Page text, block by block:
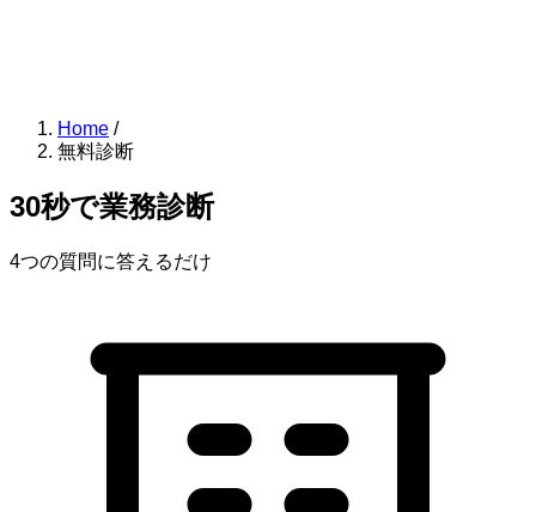
Home /
無料診断
30秒で業務診断
4つの質問に答えるだけ